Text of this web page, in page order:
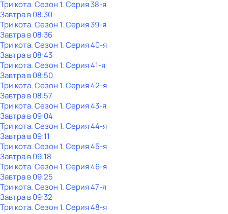
Три кота. Сезон 1. Серия 38-я
Завтра в 08:30
Три кота. Сезон 1. Серия 39-я
Завтра в 08:36
Три кота. Сезон 1. Серия 40-я
Завтра в 08:43
Три кота. Сезон 1. Серия 41-я
Завтра в 08:50
Три кота. Сезон 1. Серия 42-я
Завтра в 08:57
Три кота. Сезон 1. Серия 43-я
Завтра в 09:04
Три кота. Сезон 1. Серия 44-я
Завтра в 09:11
Три кота. Сезон 1. Серия 45-я
Завтра в 09:18
Три кота. Сезон 1. Серия 46-я
Завтра в 09:25
Три кота. Сезон 1. Серия 47-я
Завтра в 09:32
Три кота. Сезон 1. Серия 48-я